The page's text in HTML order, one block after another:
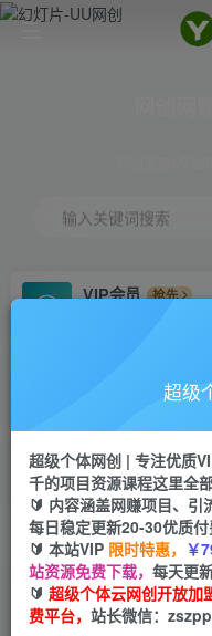
输入关键词搜索
VIP会员
抢先
会员专属推广链接
挂机
项目
脚本卡密
首页 创业课程 会员专属
（6365期）2周从
4K+流量主收益（工
超级
超级个体网创 | 专注优质
千的项目资源课程这里全部
🔰 内容涵盖网赚项目、引
每日稳定更新20-30优质付
🔰 本站VIP 限时特惠， ￥
站资源免费下载， 每天更
🔰 超级个体云网创开放加
费平台， 站长微信：